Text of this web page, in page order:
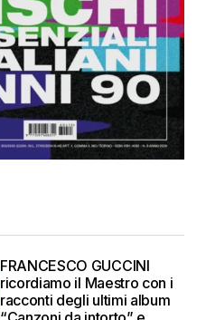
FRANCESCO GUCCINI
ricordiamo il Maestro con i
racconti degli ultimi album